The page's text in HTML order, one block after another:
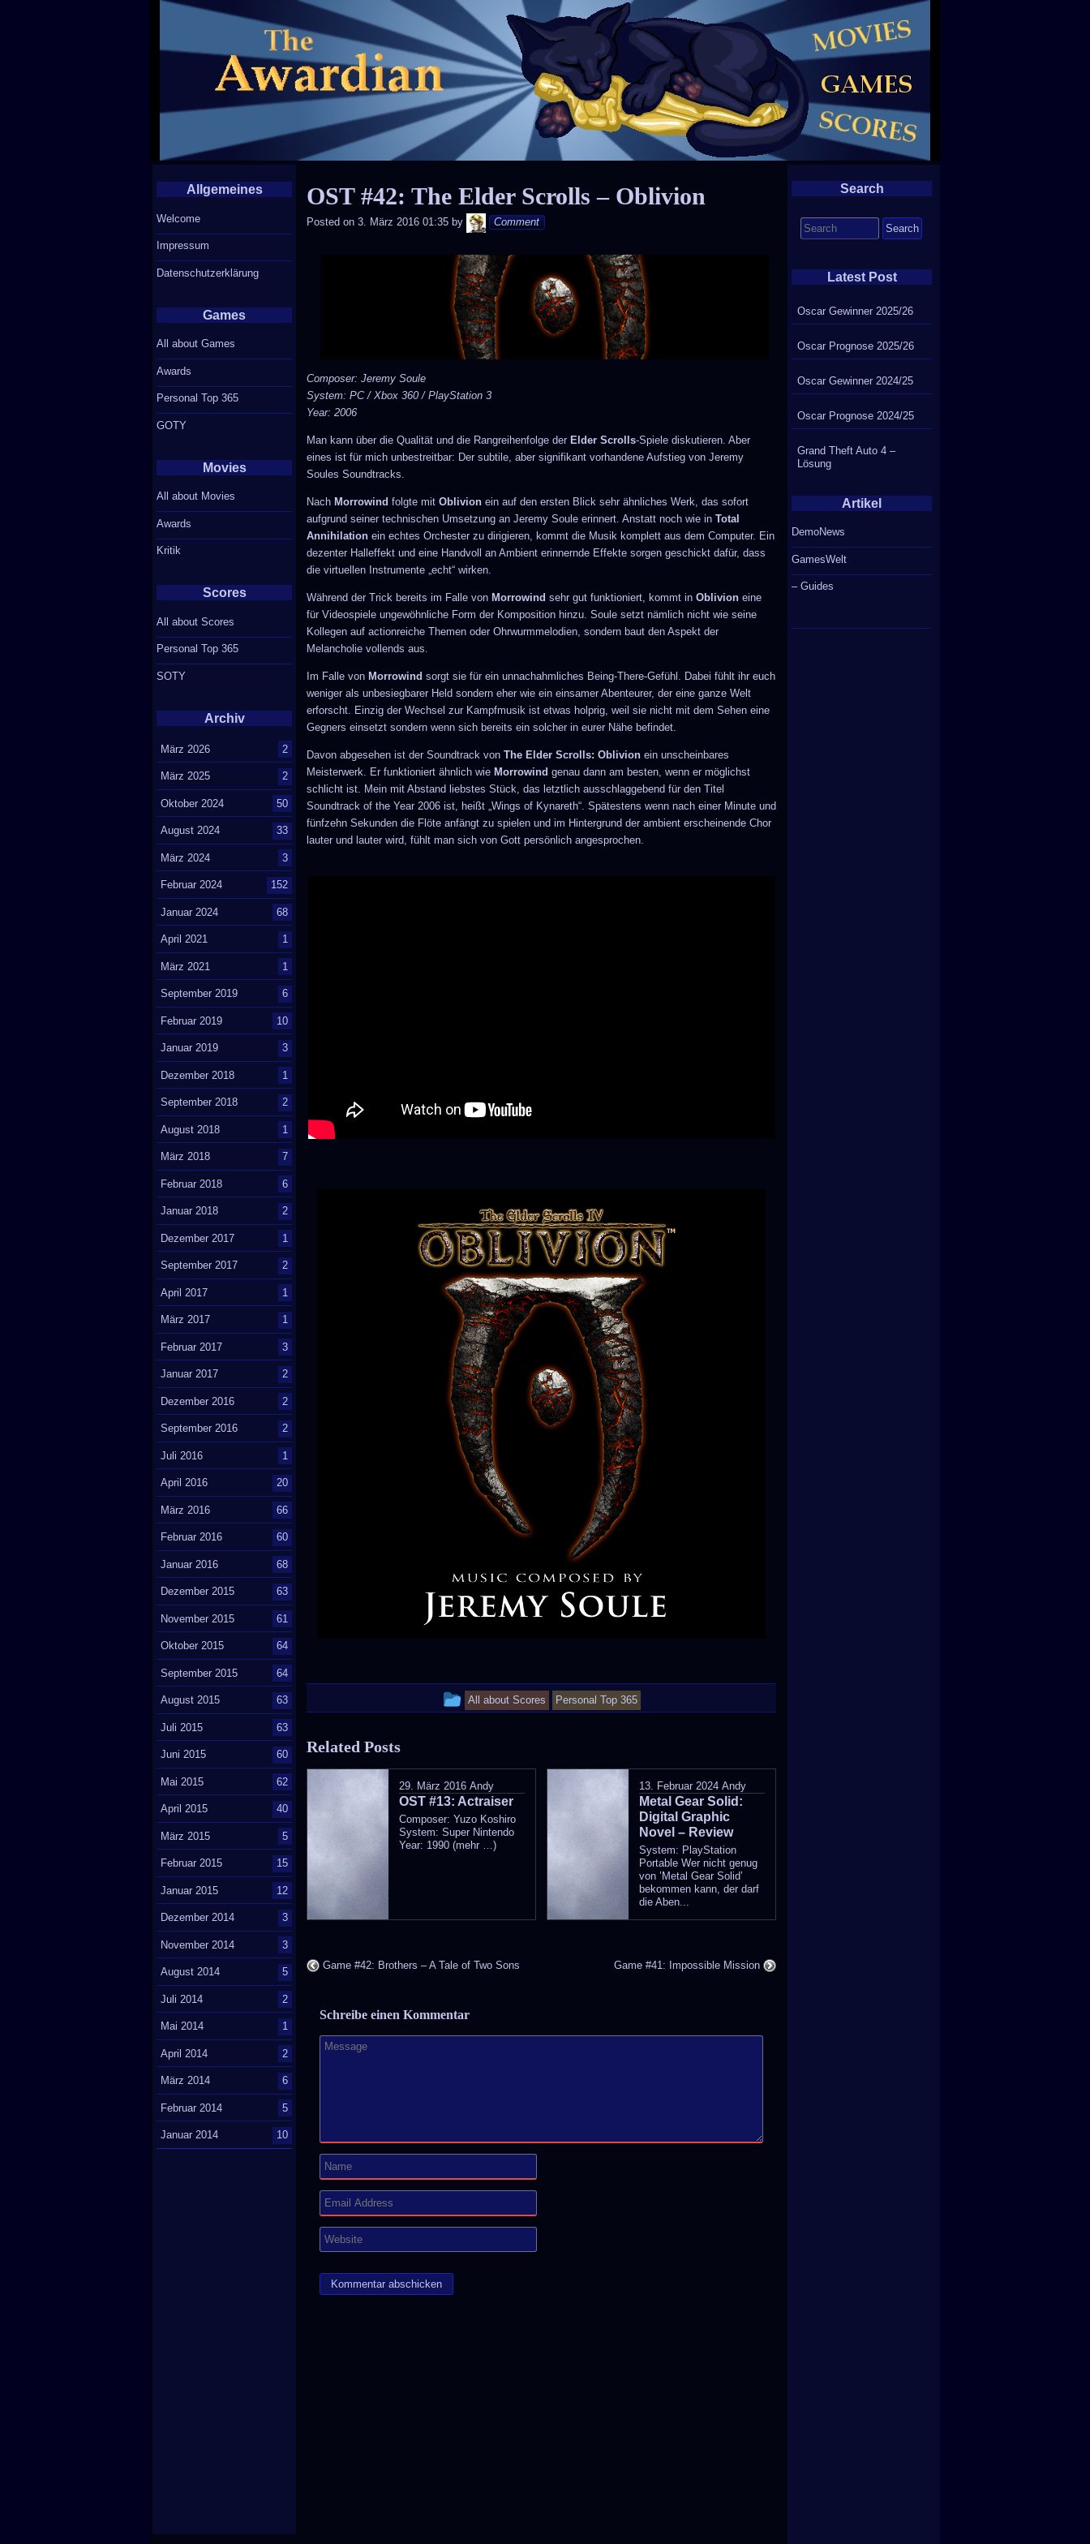
Skip
to
content
OST #42: The Elder Scrolls – Oblivion
Posted on 3. März 2016 01:35 by Andy
Comment
Composer: Jeremy Soule
System: PC / Xbox 360 / PlayStation 3
Year: 2006
Man kann über die Qualität und die Rangreihenfolge derElder Scrolls-Spiele diskutieren. Aber
eines ist für mich unbestreitbar: Der subtile, aber signifikant vorhandene Aufstieg von Jeremy
Soules Soundtracks.
NachMorrowind folgte mitOblivion ein auf den ersten Blick sehr ähnliches Werk, das sofort
aufgrund seiner technischen Umsetzung an Jeremy Soule erinnert. Anstatt noch wie inTotal
Annihilation ein echtes Orchester zu dirigieren, kommt die Musik komplett aus dem Computer. Ein
dezenter Halleffekt und eine Handvoll an Ambient erinnernde Effekte sorgen geschickt dafür, dass
die virtuellen Instrumente „echt“ wirken.
Während der Trick bereits im Falle vonMorrowind sehr gut funktioniert, kommt inOblivion eine
für Videospiele ungewöhnliche Form der Komposition hinzu. Soule setzt nämlich nicht wie seine
Kollegen auf actionreiche Themen oder Ohrwurmmelodien, sondern baut den Aspekt der
Melancholie vollends aus.
Im Falle vonMorrowind sorgt sie für ein unnachahmliches Being-There-Gefühl. Dabei fühlt ihr euch
weniger als unbesiegbarer Held sondern eher wie ein einsamer Abenteurer, der eine ganze Welt
erforscht. Einzig der Wechsel zur Kampfmusik ist etwas holprig, weil sie nicht mit dem Sehen eine
Gegners einsetzt sondern wenn sich bereits ein solcher in eurer Nähe befindet.
Davon abgesehen ist der Soundtrack vonThe Elder Scrolls: Oblivion ein unscheinbares
Meisterwerk. Er funktioniert ähnlich wieMorrowind genau dann am besten, wenn er möglichst
schlicht ist. Mein mit Abstand liebstes Stück, das letztlich ausschlaggebend für den Titel
Soundtrack of the Year 2006 ist, heißt „Wings of Kynareth“. Spätestens wenn nach einer Minute und
fünfzehn Sekunden die Flöte anfängt zu spielen und im Hintergrund der ambient erscheinende Chor
lauter und lauter wird, fühlt man sich von Gott persönlich angesprochen.
This
posted
in
All about Scores Personal Top 365
Related Posts
29. März 2016 Andy
OST #13: Actraiser
Composer: Yuzo Koshiro
System: Super Nintendo
Year: 1990 (mehr …)
13. Februar 2024 Andy
Metal Gear Solid:
Digital Graphic
Novel – Review
System: PlayStation
Portable Wer nicht genug
von ’Metal Gear Solid’
bekommen kann, der darf
die Aben...
Game #42: Brothers – A Tale of Two Sons Game #41: Impossible Mission
Schreibe einen Kommentar
Search
for:
Latest Post
Oscar Gewinner 2025/26
Oscar Prognose 2025/26
Oscar Gewinner 2024/25
Oscar Prognose 2024/25
Grand Theft Auto 4 –
Lösung
Artikel
DemoNews
GamesWelt
– Guides
Allgemeines
Welcome
Impressum
Datenschutzerklärung
Games
All about Games
Awards
Personal Top 365
GOTY
Movies
All about Movies
Awards
Kritik
Scores
All about Scores
Personal Top 365
SOTY
Archiv
März 2026 2
März 2025 2
Oktober 2024 50
August 2024 33
März 2024 3
Februar 2024 152
Januar 2024 68
April 2021 1
März 2021 1
September 2019 6
Februar 2019 10
Januar 2019 3
Dezember 2018 1
September 2018 2
August 2018 1
März 2018 7
Februar 2018 6
Januar 2018 2
Dezember 2017 1
September 2017 2
April 2017 1
März 2017 1
Februar 2017 3
Januar 2017 2
Dezember 2016 2
September 2016 2
Juli 2016 1
April 2016 20
März 2016 66
Februar 2016 60
Januar 2016 68
Dezember 2015 63
November 2015 61
Oktober 2015 64
September 2015 64
August 2015 63
Juli 2015 63
Juni 2015 60
Mai 2015 62
April 2015 40
März 2015 5
Februar 2015 15
Januar 2015 12
Dezember 2014 3
November 2014 3
August 2014 5
Juli 2014 2
Mai 2014 1
April 2014 2
März 2014 6
Februar 2014 5
Januar 2014 10